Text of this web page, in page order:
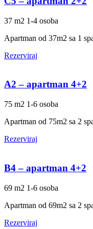
37 m2 1-4 osoba
Apartman od 37m2 sa 1
Rezerviraj
A2 – apartman 4+2
75 m2 1-6 osoba
Apartman od 75m2 sa 2
Rezerviraj
B4 – apartman 4+2
69 m2 1-6 osoba
Apartman od 69m2 sa 2
Rezerviraj